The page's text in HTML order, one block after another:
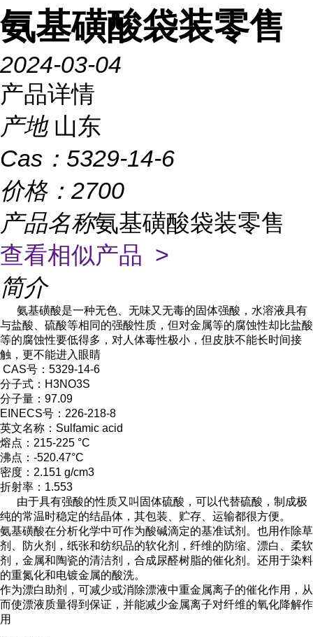
氨基磺酸袋装零售
2024-03-04
产品详情
产地 山东
Cas： 5329-14-6
价格： 2700
产品名称氨基磺酸袋装零售
查看相似产品 >
简介
氨基磺酸是一种无色、无味又无毒的固体强酸，水溶液具有
与盐酸、硫酸等相同的强酸性质，但对金属等的腐蚀性却比盐酸
等的腐蚀性要低得多，对人体毒性极小，但皮肤不能长时间接
触，更不能进入眼睛
CAS号：5329-14-6
分子式：H3NO3S
分子量：97.09
EINECS号：226-218-8
英文名称：Sulfamic acid
熔点：215-225 °C
沸点：-520.47°C
密度：2.151 g/cm3
折射率：1.553
由于具有强酸的性质又叫固体硫酸，可以代替硫酸，制成极
纯的常温时稳定的结晶体，其包装、贮存、运输都很方便。
氨基磺酸在分析化学中可作为酸碱滴定的基准试剂。也用作除草
剂、防火剂，纸张和纺织品的软化剂，纤维的防缩、漂白、柔软
剂，金属和陶瓷的清洁剂，合成尿醛树脂的催化剂。还用于染料
的重氮化和电镀金属的酸洗。
作为漂白助剂，可减少或消除漂液中重金属离子的催化作用，从
而使漂液质量得到保证，并能减少金属离子对纤维的氧化降解作
用